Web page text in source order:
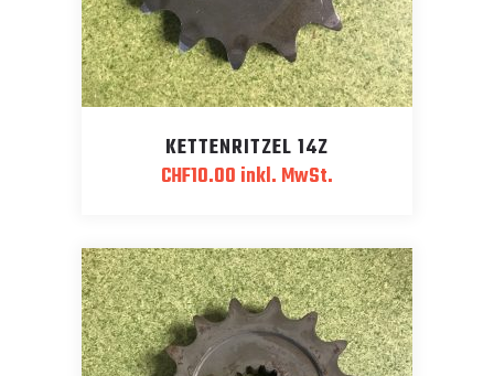
KETTENRITZEL 14Z
CHF10.00 inkl. MwSt.